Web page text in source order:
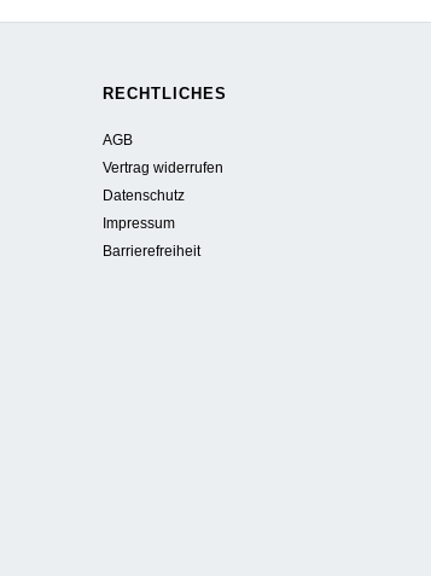
Thema
beim
RECHTLICHES
AGB
Vertrag widerrufen
Datenschutz
Impressum
Barrierefreiheit